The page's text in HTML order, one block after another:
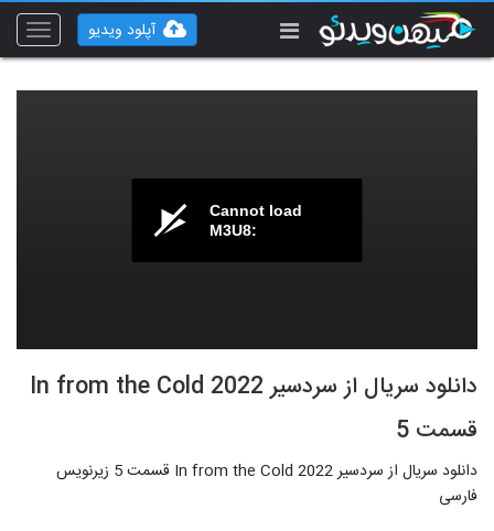
Toggle
آپلود ویدیو
Cannot load
M3U8:
دانلود سریال از سردسیر In from the Cold 2022
قسمت 5
دانلود سریال از سردسیر In from the Cold 2022 قسمت 5 زیرنویس
فارسی